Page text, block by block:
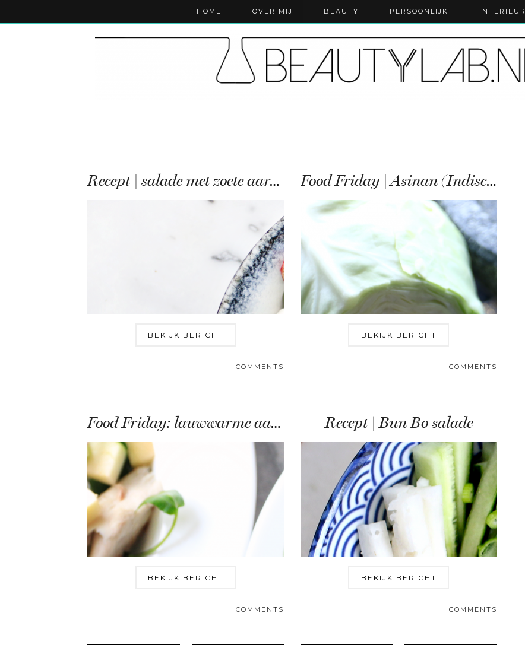
HOME OVER MIJ BEAUTY PERSOONLIJK INTERIEUR
Recept | salade met zoete aardappel en geitenkaas
BEKIJK BERICHT
COMMENTS
Food Friday | Asinan (Indische salade)
BEKIJK BERICHT
COMMENTS
Food Friday: lauwwarme aardappelsalade met makreel
BEKIJK BERICHT
COMMENTS
Recept | Bun Bo salade
BEKIJK BERICHT
COMMENTS